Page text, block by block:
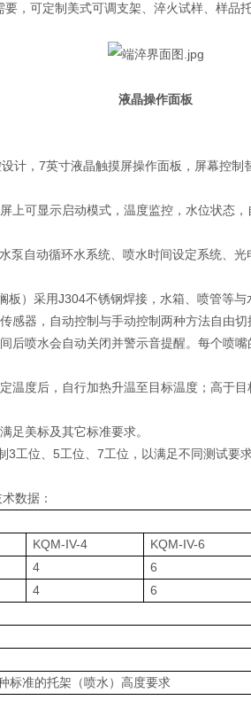
，可定制美式可调支架、淬火试样、样品托
液晶操作面板
计，7英寸液晶触摸屏操作面板，屏幕控
上可显示启动模式，温度监控，水位状态
泵自动循环水系统、喷水时间设定系统、
板）采用J304不锈钢焊接，水箱、喷管等与
感器，自动控制与手动控制两种方法自由切
后喷水会自动关闭并警示音提醒。每个喷
温度后，自行加热升温至目标温度；高于
足美标及其它标准要求。
工位、5工位、7工位，以满足不同测试要求
数据：
KQM-IV-4
KQM-IV-6
4
6
4
6
标准的托架（喷水）高度要求